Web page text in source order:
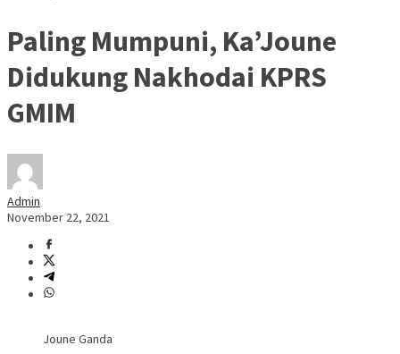
Paling Mumpuni, Ka’Joune
Didukung Nakhodai KPRS
GMIM
Admin
November 22, 2021
Joune Ganda